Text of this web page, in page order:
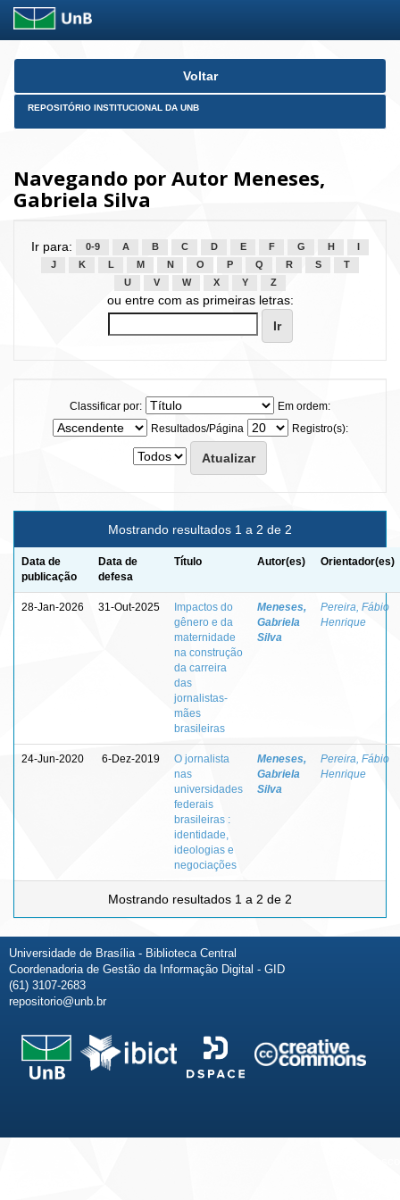
Skip
Voltar
REPOSITÓRIO INSTITUCIONAL DA UNB
Navegando por Autor Meneses,
Gabriela Silva
Ir para: 0-9 A B C D E F G H
J
K L M N O P Q R S
T
U
V W X Y Z
ou entre com as primeiras letras:
Classificar por:
Em ordem:
Resultados/Página
Registro(s):
Mostrando resultados 1 a 2 de 2
Data de
publicação
Data de
defesa
Título Autor(es) Orientador(es)
28-Jan-2026 31-Out-2025
Impactos do
gênero e da
maternidade
na construção
da carreira
das
jornalistas-
mães
brasileiras
Meneses,
Gabriela
Silva
Pereira, Fábio
Henrique
24-Jun-2020 6-Dez-2019
O jornalista
nas
universidades
federais
brasileiras :
identidade,
ideologias e
negociações
Meneses,
Gabriela
Silva
Pereira, Fábio
Henrique
Mostrando resultados 1 a 2 de 2
Universidade de Brasília - Biblioteca Central
Coordenadoria de Gestão da Informação Digital - GID
(61) 3107-2683
repositorio@unb.br